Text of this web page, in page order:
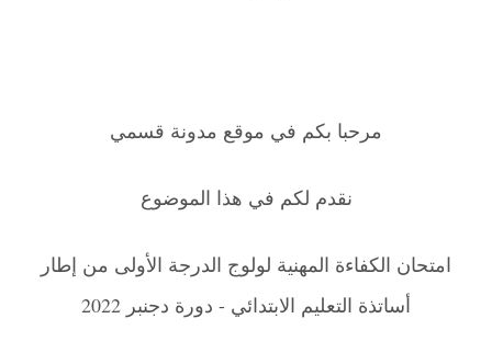
مرحبا بكم في موقع مدونة قسمي
نقدم لكم في هذا الموضوع
امتحان الكفاءة المهنية لولوج الدرجة الأولى من إطار
أساتذة التعليم الابتدائي - دورة دجنبر 2022